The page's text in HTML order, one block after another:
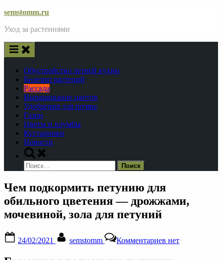
Skip
content
semstomm.ru
Уход за растениями
Обустройство летней кухни
Болезни растений
Рассада
Выращивание цветов
Удобрения для почвы
Газон
Цветы и клумбы
Кустарники
Новости
Toggle
search
form
Найти:
Чем подкормить петунию для
обильного цветения — дрожжами,
мочевиной, зола для петуний
on
24/02/2021 semstomm Комментариевзаписи
нет